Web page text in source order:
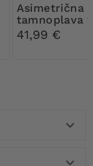
Asimetrična
tamnoplava
sa sjajnim
uzorcima
41,99 €
